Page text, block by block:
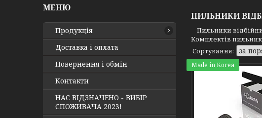
ПИЛЬНИКИ
Пильники
Комплектів
Made in Korea
Продукція
Доставка і оплата
Повернення і обмін
Контакти
НАС ВІДЗНАЧЕНО - ВИБІР
СПОЖИВАЧА 2023!